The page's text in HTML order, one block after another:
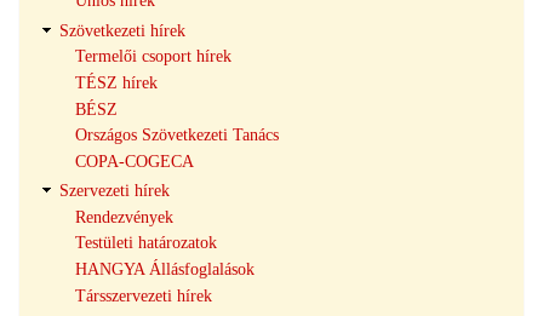
Szövetkezeti hírek
Termelői csoport hírek
TÉSZ hírek
BÉSZ
Országos Szövetkezeti Tanács
COPA-COGECA
Szervezeti hírek
Rendezvények
Testületi határozatok
HANGYA Állásfoglalások
Társszervezeti hírek